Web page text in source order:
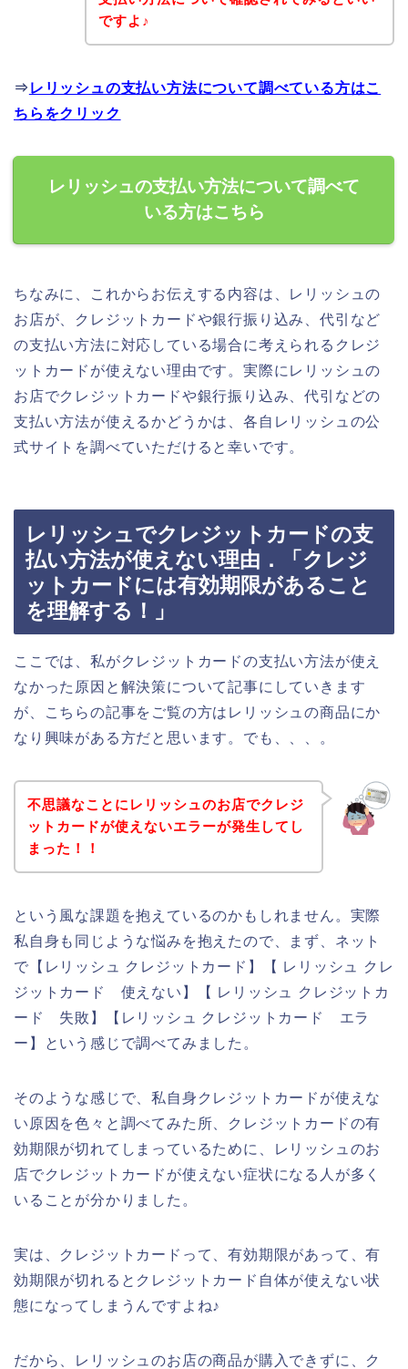
ですよ♪
⇒ レリッシュの支払い方法について調べている方はこ
ちらをクリック
レリッシュの支払い方法について調べて
いる方はこちら
ちなみに、これからお伝えする内容は、レリッシュの
お店が、クレジットカードや銀行振り込み、代引など
の支払い方法に対応している場合に考えられるクレジ
ットカードが使えない理由です。実際にレリッシュの
お店でクレジットカードや銀行振り込み、代引などの
支払い方法が使えるかどうかは、各自レリッシュの公
式サイトを調べていただけると幸いです。
レリッシュでクレジットカードの支
払い方法が使えない理由．「クレジ
ットカードには有効期限があること
を理解する！」
ここでは、私がクレジットカードの支払い方法が使え
なかった原因と解決策について記事にしていきます
が、こちらの記事をご覧の方はレリッシュの商品にか
なり興味がある方だと思います。でも、、、。
不思議なことにレリッシュのお店でクレジ
ットカードが使えないエラーが発生してし
まった！！
という風な課題を抱えているのかもしれません。実際
私自身も同じような悩みを抱えたので、まず、ネット
で【レリッシュ クレジットカード】【 レリッシュ クレ
ジットカード 使えない】【 レリッシュ クレジットカ
ード 失敗】【レリッシュ クレジットカード エラ
ー】という感じで調べてみました。
そのような感じで、私自身クレジットカードが使えな
い原因を色々と調べてみた所、クレジットカードの有
効期限が切れてしまっているために、レリッシュのお
店でクレジットカードが使えない症状になる人が多く
いることが分かりました。
実は、クレジットカードって、有効期限があって、有
効期限が切れるとクレジットカード自体が使えない状
態になってしまうんですよね♪
だから、レリッシュのお店の商品が購入できずに、ク